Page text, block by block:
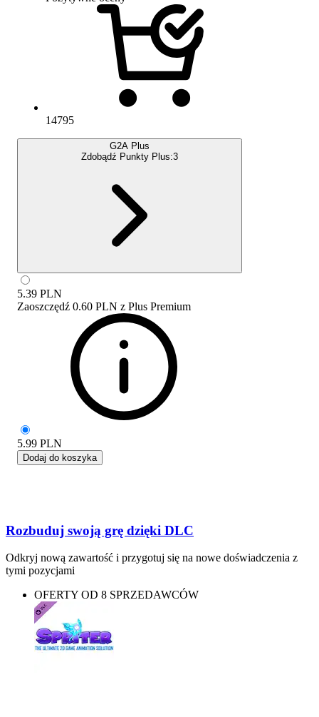
14795
G2A Plus
Zdobądź Punkty Plus:3
5.39 PLN
Zaoszczędź 0.60 PLN z Plus Premium
5.99 PLN
Dodaj do koszyka
Rozbuduj swoją grę dzięki DLC
Odkryj nową zawartość i przygotuj się na nowe doświadczenia z
tymi pozycjami
OFERTY OD 8 SPRZEDAWCÓW